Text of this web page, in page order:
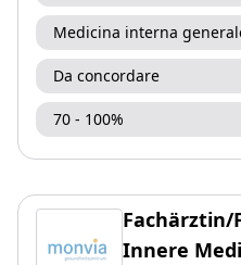
Medicina interna
Da concordare
70 - 100%
Fachärztin/
Innere